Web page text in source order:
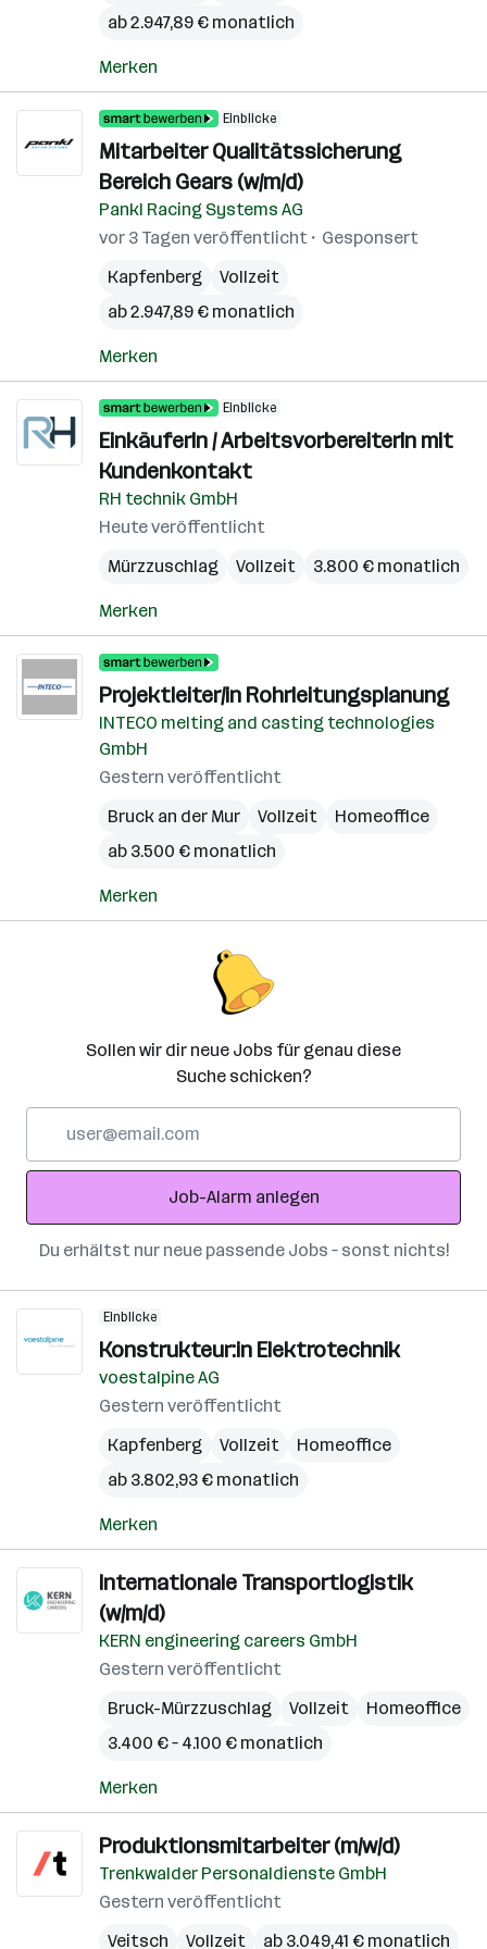
ab 2.947,89 € monatlich
Merken
Einblicke
Mitarbeiter Qualitätssicherung
Bereich Gears (w/m/d)
Pankl Racing Systems AG
vor 3 Tagen veröffentlicht
Gesponsert
Kapfenberg
Vollzeit
ab 2.947,89 € monatlich
Merken
Einblicke
EinkäuferIn / ArbeitsvorbereiterIn mit
Kundenkontakt
RH technik GmbH
Heute veröffentlicht
Mürzzuschlag
Vollzeit 3.800 € monatlich
Merken
Projektleiter/in Rohrleitungsplanung
INTECO melting and casting technologies
GmbH
Gestern veröffentlicht
Bruck an der Mur
Vollzeit
Homeoffice
ab 3.500 € monatlich
Merken
Sollen wir dir neue Jobs für genau diese
Suche schicken?
Adresse
Job-Alarm anlegen
Du erhältst nur neue passende Jobs – sonst nichts!
Einblicke
Konstrukteur:in Elektrotechnik
voestalpine AG
Gestern veröffentlicht
Kapfenberg
Vollzeit
Homeoffice
ab 3.802,93 € monatlich
Merken
Internationale Transportlogistik
(w/m/d)
KERN engineering careers GmbH
Gestern veröffentlicht
Bruck-Mürzzuschlag
Vollzeit
Homeoffice
3.400 € – 4.100 € monatlich
Merken
Produktionsmitarbeiter (m/w/d)
Trenkwalder Personaldienste GmbH
Gestern veröffentlicht
Veitsch
Vollzeit ab 3.049,41 € monatlich